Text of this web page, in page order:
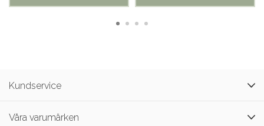
Kundservice
Våra varumärken